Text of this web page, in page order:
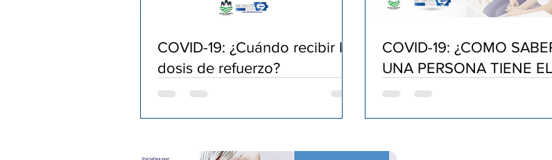
COVID-19: ¿Cuándo recibir la
dosis de refuerzo?
COVID-19: ¿COMO
UNA PERSONA TIENE EL
SISTEMA INMUNERATIO